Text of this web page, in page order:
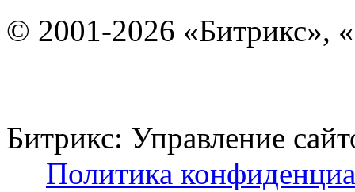
© 2001-2026 «Битрикс»,
Битрикс: Управление
Политика